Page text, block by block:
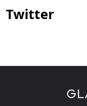
Twitter